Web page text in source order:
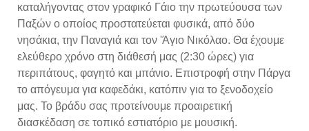
καταλήγοντας στον γραφικό Γάιο την πρωτεύουσα των
Παξών ο οποίος προστατεύεται φυσικά, από δύο
νησάκια, την Παναγιά και τον 'Άγιο Νικόλαο. Θα έχουμε
ελεύθερο χρόνο στη διάθεσή μας (2:30 ώρες) για
περιπάτους, φαγητό και μπάνιο. Επιστροφή στην Πάργα
το απόγευμα για καφεδάκι, κατόπιν για το ξενοδοχείο
μας. Το βράδυ σας προτείνουμε προαιρετική
διασκέδαση σε τοπικό εστιατόριο με μουσική.